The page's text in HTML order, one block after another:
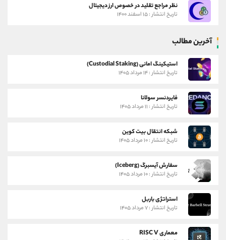
نظر مراجع تقلید در خصوص ارز دیجیتال
تاریخ انتشار : ۱۵ اسفند ۱۴۰۰
آخرین مطالب
استیکینگ امانی (Custodial Staking)
تاریخ انتشار : ۱۴ مرداد ۱۴۰۵
فایردنسر سولانا
تاریخ انتشار : ۱۱ مرداد ۱۴۰۵
شبکه انتقال بیت کوین
تاریخ انتشار : ۱۰ مرداد ۱۴۰۵
سفارش آیسبرگ (Iceberg)
تاریخ انتشار : ۱۰ مرداد ۱۴۰۵
استراتژی باربل
تاریخ انتشار : ۷ مرداد ۱۴۰۵
معماری RISC V